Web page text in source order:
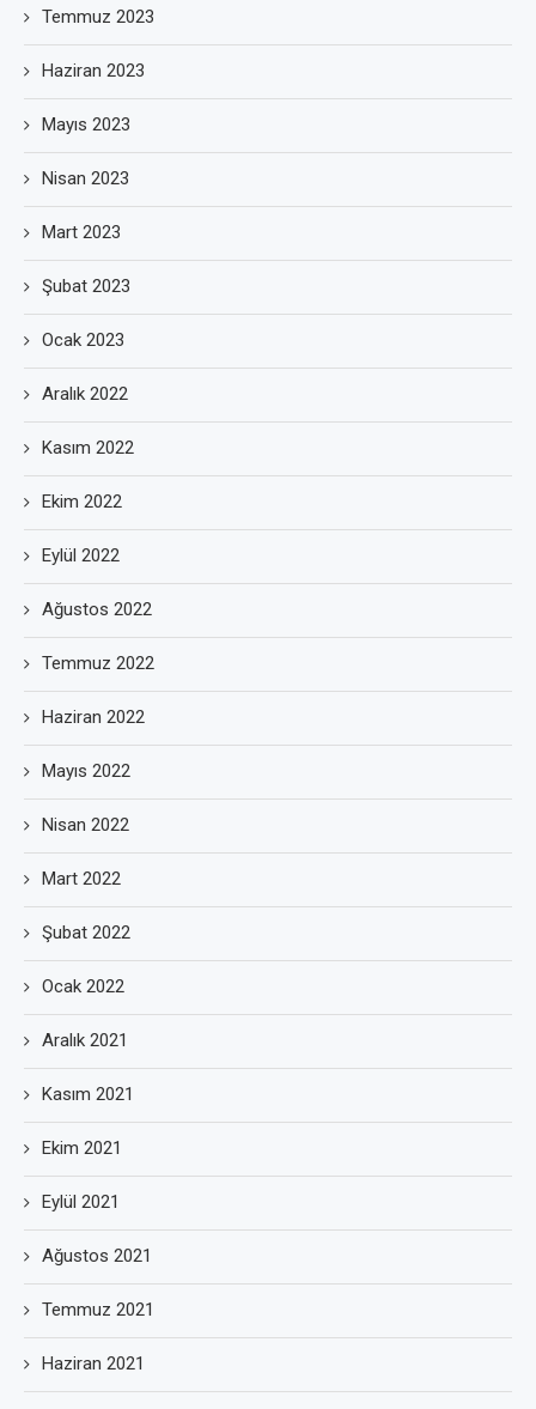
Temmuz 2023
Haziran 2023
Mayıs 2023
Nisan 2023
Mart 2023
Şubat 2023
Ocak 2023
Aralık 2022
Kasım 2022
Ekim 2022
Eylül 2022
Ağustos 2022
Temmuz 2022
Haziran 2022
Mayıs 2022
Nisan 2022
Mart 2022
Şubat 2022
Ocak 2022
Aralık 2021
Kasım 2021
Ekim 2021
Eylül 2021
Ağustos 2021
Temmuz 2021
Haziran 2021